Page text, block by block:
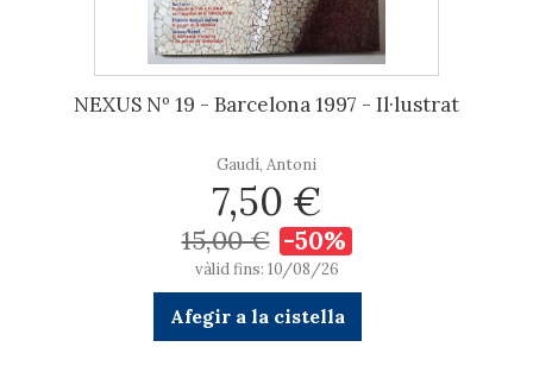
NEXUS Nº 19 - Barcelona 1997 - Il·lustrat
Gaudí, Antoni
7,50 €
15,00 € -50%
vàlid fins: 10/08/26
Afegir a la cistella